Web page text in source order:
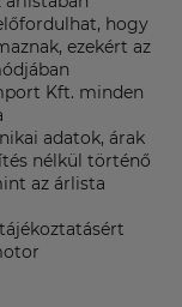
hogy
ezekért az
Kft. minden
adatok, árak
nélkül történő
az árlista